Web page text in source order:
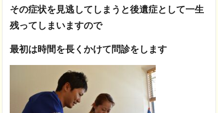
その症状を見逃してしまうと後遺症として一生
残ってしまいますので
最初は時間を長くかけて問診をします